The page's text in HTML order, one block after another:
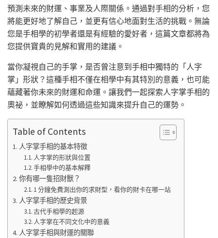
預測未來的財運、事業及人際關係。通過對手相的分析，您
將能更好地了解自己，並更有信心地面對生活的挑戰。無論
您是手相學的初學者還是有經驗的愛好者，這篇文章都將為
您提供寶貴的見解和實用的建議。
當你凝視自己的手掌，是否曾注意到手相中獨特的「人字
掌」形狀？這種手相不僅在相學中有其特別的意義，也可能
蘊藏著你未來的財運和命運。讓我們一起探索人字掌手相的
奧祕，並瞭解如何透過這些知識來提升自己的運勢。
Table of Contents
人字掌手相的基本特徵
人字掌的形狀與位置
手相學中的基本解釋
你有哪一隻招財獸？
1 分鐘免費測出你的求財型，看你的財卡在哪一站
人字掌手相的歷史背景
古代手相學的起源
人字掌在不同文化中的意義
人字掌手相與財運的關聯